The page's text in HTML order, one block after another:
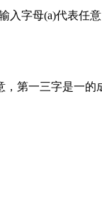
字母(a)代表任
，第一三字是一的